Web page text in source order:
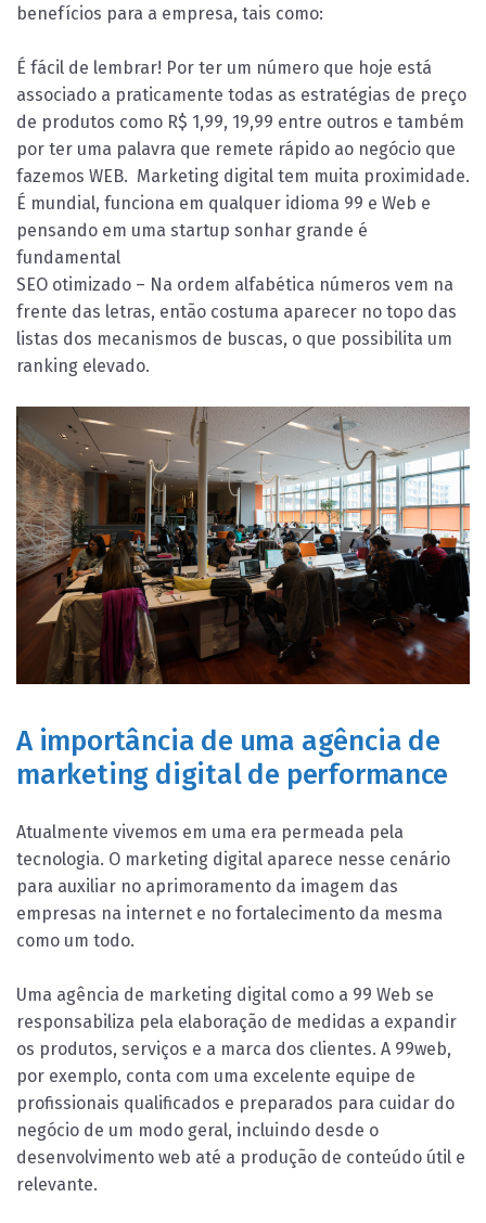
benefícios para a empresa, tais como:
É fácil de lembrar! Por ter um número que hoje está
associado a praticamente todas as estratégias de preço
de produtos como R$ 1,99, 19,99 entre outros e também
por ter uma palavra que remete rápido ao negócio que
fazemos WEB. Marketing digital tem muita proximidade.
É mundial, funciona em qualquer idioma 99 e Web e
pensando em uma startup sonhar grande é
fundamental
SEO otimizado – Na ordem alfabética números vem na
frente das letras, então costuma aparecer no topo das
listas dos mecanismos de buscas, o que possibilita um
ranking elevado.
A importância de uma agência de
marketing digital de performance
Atualmente vivemos em uma era permeada pela
tecnologia. O marketing digital aparece nesse cenário
para auxiliar no aprimoramento da imagem das
empresas na internet e no fortalecimento da mesma
como um todo.
Uma agência de marketing digital como a 99 Web se
responsabiliza pela elaboração de medidas a expandir
os produtos, serviços e a marca dos clientes. A 99web,
por exemplo, conta com uma excelente equipe de
profissionais qualificados e preparados para cuidar do
negócio de um modo geral, incluindo desde o
desenvolvimento web até a produção de conteúdo útil e
relevante.